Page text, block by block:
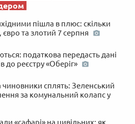
пішла в плюс: скільки
та злотий 7 серпня
податкова передасть дані
до реєстру «Оберіг»
чиновники сплять: Зеленський
за комунальний колапс у